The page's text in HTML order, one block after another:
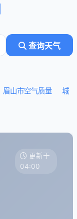
查询天气
眉山市空气质量
城
更新于
04:00